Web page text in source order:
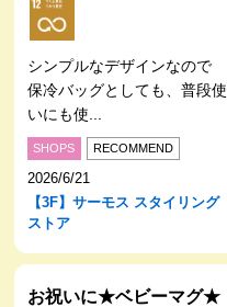
シンプルなデザインなので
保冷バッグとしても、普段使
いにも使...
SHOPS RECOMMEND
2026/6/21
【3F】サーモス スタイリング
ストア
お祝いに★ベビーマグ★